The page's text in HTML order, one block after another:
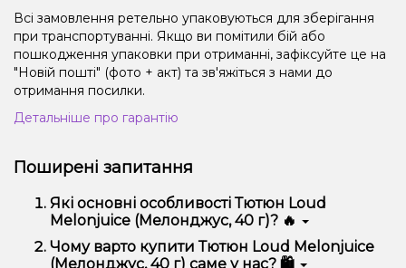
Всі замовлення ретельно упаковуються для зберігання
при транспортуванні. Якщо ви помітили бій або
пошкодження упаковки при отриманні, зафіксуйте це на
"Новій пошті" (фото + акт) та зв'яжіться з нами до
отримання посилки.
Детальніше про гарантію
Поширені запитання
Які основні особливості Тютюн Loud
Melonjuice (Мелонджус, 40 г)? 🔥
Тютюн Loud Melonjuice (Мелонджус, 40 г)
відрізняється високою якістю, зручністю
Чому варто купити Тютюн Loud Melonjuice
(Мелонджус, 40 г) саме у нас? 🛍️